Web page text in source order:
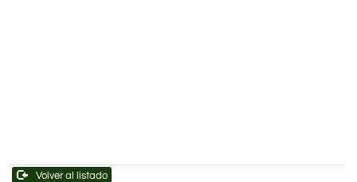
Volver al listado